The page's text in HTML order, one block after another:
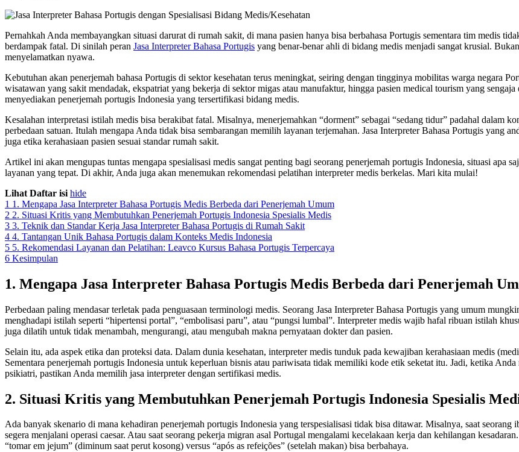
Pernahkah Anda membayangkan situasi darurat di rumah sakit, di mana pasien hanya bisa berbahasa Portugis sementara tim medis
berdampak fatal. Di sinilah peran Jasa Interpreter Bahasa Portugis yang benar-benar ahli di bidang medis menjadi sangat krusial.
menyelamatkan nyawa.
Kebutuhan akan penerjemah bahasa Portugis di sektor kesehatan terus meningkat, seiring dengan tingginya mobilitas warga negara
wisatawan yang sakit mendadak, ekspatriat yang bekerja di sektor migas atau manufaktur, hingga pasien medical tourism yang
menyediakan penerjemah portugis Indonesia yang tersertifikasi bidang medis.
Kesalahan interpretasi istilah medis bisa berakibat fatal. Misalnya, menerjemahkan “dorment” sebagai “sedang tidur” padahal dalam
perbedaan satuan. Itulah mengapa Anda tidak bisa sembarangan memilih layanan terjemahan. Jasa Interpreter Bahasa Portugis yang
juga etika kerahasiaan pasien sesuai standar rumah sakit.
Artikel ini akan mengupas tuntas mengapa spesialisasi medis sangat penting bagi seorang penerjemah portugis Indonesia, situasi apa
layanan yang tepat. Di akhir, Anda juga akan menemukan rekomendasi pelatihan interpreter medis berkelas. Mari kita mulai!
Lihat Daftar isi hide
1 1. Mengapa Jasa Interpreter Bahasa Portugis Medis Berbeda dari Penerjemah Umum
2 2. Situasi Kritis yang Membutuhkan Penerjemah Portugis Indonesia Spesialis Medis
3 3. Teknik dan Standar Kerja Jasa Interpreter Bahasa Portugis di Rumah Sakit
4 4. Tantangan Unik Bahasa Portugis dalam Konteks Medis Indonesia
5 5. Rekomendasi Layanan dan Pelatihan: Leavco Kursus Bahasa Portugis Terpercaya
6 Kesimpulan
1. Mengapa Jasa Interpreter Bahasa Portugis Medis Berbeda dari Penerjemah
Perbedaan paling mendasar terletak pada penguasaan terminologi medis. Seorang Jasa Interpreter Bahasa Portugis yang umum
menghadapi istilah seperti “hipertensi portal”, “embolisasi paru”, atau “pungsi lumbal”. Interpreter medis wajib hafal ribuan istilah
juga dilatih untuk tidak menambah, mengurangi, atau mengubah makna pernyataan dokter dan pasien.
Selain itu, ada aspek etika dan proteksi data. Dalam dunia kesehatan, interpreter medis tunduk pada kewajiban kerahasiaan medis
Sementara penerjemah portugis Indonesia untuk keperluan bisnis atau pariwisata tidak memiliki kode etik seketat itu. Jadi, ketika
psikiatri, pastikan Anda memilih jasa interpreter dengan sertifikasi medis.
2. Situasi Kritis yang Membutuhkan Penerjemah Portugis Indonesia Spesialis
Ada banyak skenario di mana kehadiran penerjemah portugis Indonesia yang terspesialisasi tidak bisa ditawar. Misalnya, saat
segera menjalani operasi caesar. Atau saat seorang pekerja migran asal Portugal mengalami kecelakaan kerja dan kehilangan
“tomar em jejum” (diminum saat perut kosong) versus “após as refeições” (setelah makan) bisa berbahaya.